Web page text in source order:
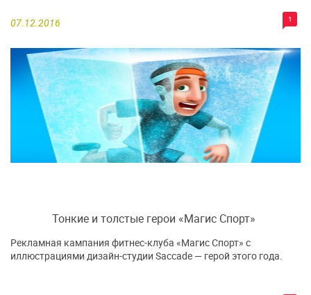
07.12.2016 1
Тонкие и толстые герои «Магис Спорт»
Рекламная кампания фитнес-клуба «Магис Спорт» с
иллюстрациями дизайн-студии Saccade — герой этого года.